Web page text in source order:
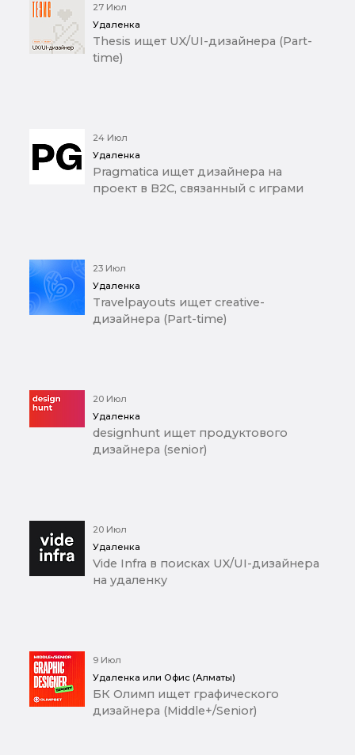
27 Июл
Удаленка
Thesis ищет UX/UI-дизайнера (Part-
time)
24 Июл
Удаленка
Pragmatica ищет дизайнера на
проект в B2C, связанный с играми
23 Июл
Удаленка
Travelpayouts ищет creative-
дизайнера (Part-time)
20 Июл
Удаленка
designhunt ищет продуктового
дизайнера (senior)
20 Июл
Удаленка
Vide Infra в поисках UX/UI-дизайнера
на удаленку
9 Июл
Удаленка или Офис (Алматы)
БК Олимп ищет графического
дизайнера (Middle+/Senior)